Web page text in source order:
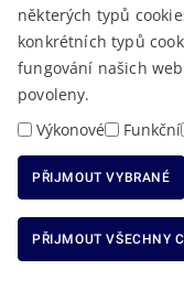
2023 © Královéhradecký
RSS • Mapa stránek •
některých typů
konkrétních typů
fungování našich
povoleny.
Výkonové
Funkční
PŘIJMOUT VYBRANÉ
PŘIJMOUT VŠECHNY